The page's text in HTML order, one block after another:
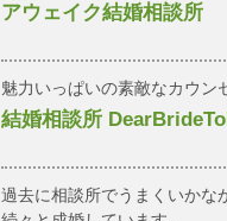
アウェイク結婚相談所
魅力いっぱいの素敵なカウン
結婚相談所
過去に相談所でうまくいかな